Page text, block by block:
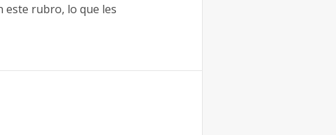
este rubro, lo que les